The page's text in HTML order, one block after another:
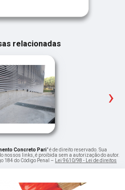
relacionadas
›
Concreto Pari" é de direito reservado. Sua
nossos links, é proibida sem a autorização do autor.
184 do Código Penal – Lei 9610/98 - Lei de direitos